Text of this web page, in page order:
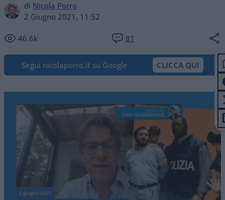
di Nicola Porro
2 Giugno 2021, 11:52
46.6k 81
Segui nicolaporro.it su Google CLICCA QUI